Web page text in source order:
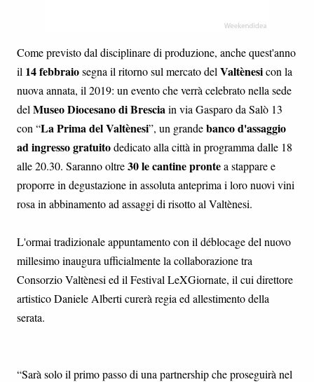
Come previsto dal disciplinare di produzione, anche quest'anno
il 14 febbraiosegna il ritorno sul mercato del Valtènesicon la
nuova annata, il 2019: un evento che verrà celebrato nella sede
del Museo Diocesano di Bresciain via Gasparo da Salò 13
con “La Prima del Valtènesi”, un grandebanco d'assaggio
ad ingresso gratuitodedicato alla città in programma dalle 18
alle 20.30. Saranno oltre30 le cantine prontea stappare e
proporre in degustazione in assoluta anteprima i loro nuovi vini
rosa in abbinamento ad assaggi di risotto al Valtènesi.
L'ormai tradizionale appuntamento con il déblocage del nuovo
millesimo inaugura ufficialmente la collaborazione tra
Consorzio Valtènesi ed il Festival LeXGiornate, il cui direttore
artistico Daniele Alberti curerà regia ed allestimento della
serata.
“Sarà solo il primo passo di una partnership che proseguirà nel